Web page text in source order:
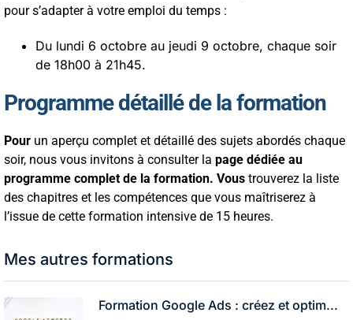
pour s’adapter à votre emploi du temps :
Du lundi 6 octobre au jeudi 9 octobre, chaque soir
de 18h00 à 21h45.
Programme détaillé de la formation
Pour un aperçu complet et détaillé des sujets abordés chaque
soir, nous vous invitons à consulter la page dédiée au
programme complet de la formation. Vous trouverez la liste
des chapitres et les compétences que vous maîtriserez à
l’issue de cette formation intensive de 15 heures.
Mes autres formations
Formation Google Ads : créez et optim...